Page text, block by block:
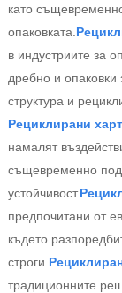
като
опаковката.
в индустриите за
дребно и опаковки
структура и
Рециклирани
намалят
същевременно
устойчивост.
предпочитани от
където
строги.
традиционните